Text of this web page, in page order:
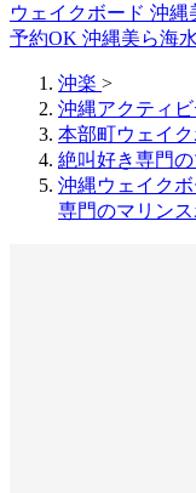
ウェイクボード 沖縄
予約OK 沖縄美ら海
沖楽 >
沖縄アクティビ
本部町ウェイ
絶叫好き専門
沖縄ウェイク
専門のマリンス